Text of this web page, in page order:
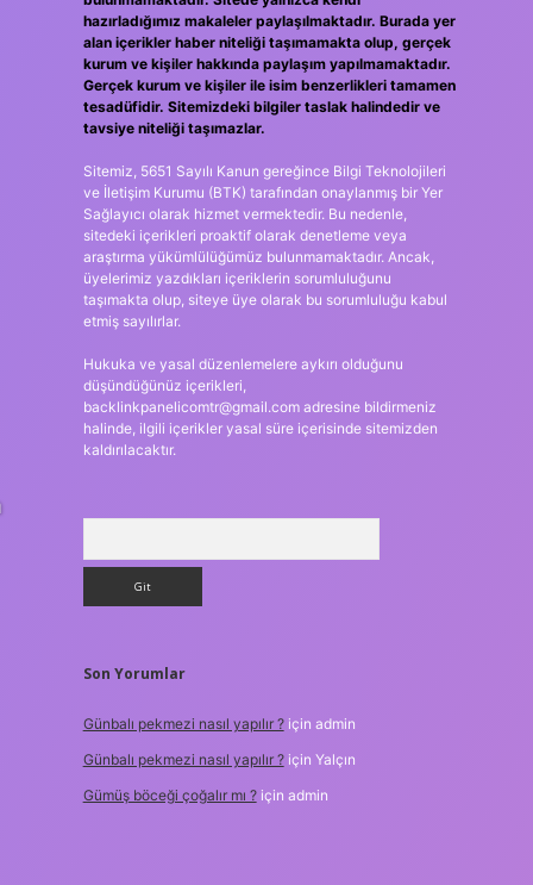
hazırladığımız makaleler paylaşılmaktadır. Burada yer
alan içerikler haber niteliği taşımamakta olup, gerçek
kurum ve kişiler hakkında paylaşım yapılmamaktadır.
Gerçek kurum ve kişiler ile isim benzerlikleri tamamen
tesadüfidir. Sitemizdeki bilgiler taslak halindedir ve
tavsiye niteliği taşımazlar.
Sitemiz, 5651 Sayılı Kanun gereğince Bilgi Teknolojileri
ve İletişim Kurumu (BTK) tarafından onaylanmış bir Yer
Sağlayıcı olarak hizmet vermektedir. Bu nedenle,
sitedeki içerikleri proaktif olarak denetleme veya
araştırma yükümlülüğümüz bulunmamaktadır. Ancak,
üyelerimiz yazdıkları içeriklerin sorumluluğunu
taşımakta olup, siteye üye olarak bu sorumluluğu kabul
etmiş sayılırlar.
Hukuka ve yasal düzenlemelere aykırı olduğunu
düşündüğünüz içerikleri,
backlinkpanelicomtr@gmail.comadresine bildirmeniz
halinde, ilgili içerikler yasal süre içerisinde sitemizden
kaldırılacaktır.
Son Yorumlar
Günbalı pekmezi nasıl yapılır ?için admin
Günbalı pekmezi nasıl yapılır ?için Yalçın
Gümüş böceği çoğalır mı ?için admin